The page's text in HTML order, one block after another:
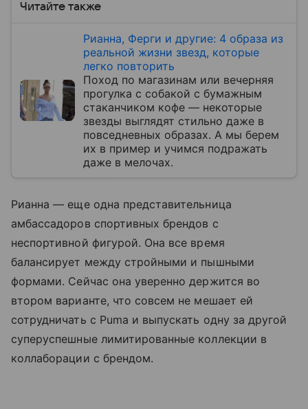
Читайте также
Рианна, Ферги и другие: 4 образа из
реальной жизни звезд, которые
легко повторить
Поход по магазинам или вечерняя
прогулка с собакой с бумажным
стаканчиком кофе — некоторые
звезды выглядят стильно даже в
повседневных образах. А мы берем
их в пример и учимся подражать
даже в мелочах.
Рианна — еще одна представительница
амбассадоров спортивных брендов с
неспортивной фигурой. Она все время
балансирует между стройными и пышными
формами. Сейчас она уверенно держится во
втором варианте, что совсем не мешает ей
сотрудничать с Puma и выпускать одну за другой
суперуспешные лимитированные коллекции в
коллаборации с брендом.